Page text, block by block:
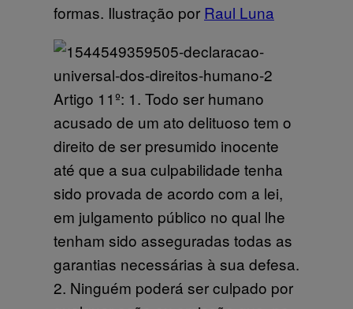
formas. Ilustração por Raul Luna
Artigo 11º: 1. Todo ser humano
acusado de um ato delituoso tem o
direito de ser presumido inocente
até que a sua culpabilidade tenha
sido provada de acordo com a lei,
em julgamento público no qual lhe
tenham sido asseguradas todas as
garantias necessárias à sua defesa.
2. Ninguém poderá ser culpado por